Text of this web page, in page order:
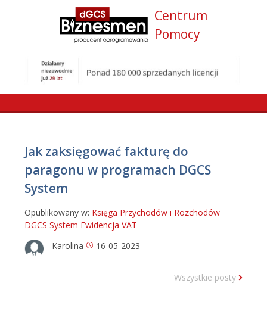
Centrum
Pomocy
Jak zaksięgować fakturę do
paragonu w programach DGCS
System
Opublikowany w: Księga Przychodów i Rozchodów
DGCS System Ewidencja VAT
Karolina
16-05-2023
Wszystkie posty